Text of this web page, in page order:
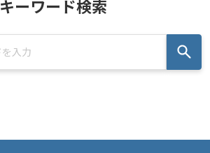
キーワード検索